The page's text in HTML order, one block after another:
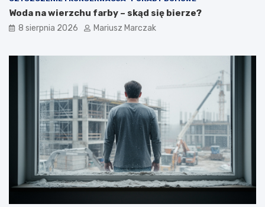
b
i
ć
p
o
d
ś
Woda na wierzchu farby – skąd się bierze?
8 sierpnia 2026 Mariusz Marczak